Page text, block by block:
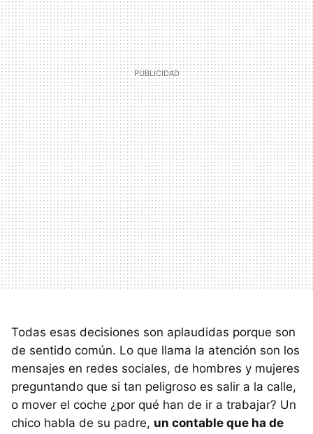
Todas esas decisiones son aplaudidas porque son
de sentido común. Lo que llama la atención son los
mensajes en redes sociales, de hombres y mujeres
preguntando que si tan peligroso es salir a la calle,
o mover el coche ¿por qué han de ir a trabajar? Un
chico habla de su padre, un contable que ha de